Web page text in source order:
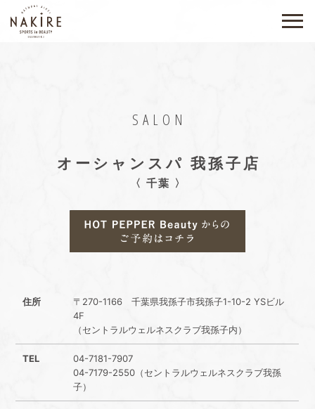
SALON
オーシャンスパ 我孫子店
〈 千葉 〉
住所
〒270-1166 千葉県我孫子市我孫子1-10-2 YSビル
4F
（セントラルウェルネスクラブ我孫子内）
TEL
04-7181-7907
04-7179-2550（セントラルウェルネスクラブ我孫
子）